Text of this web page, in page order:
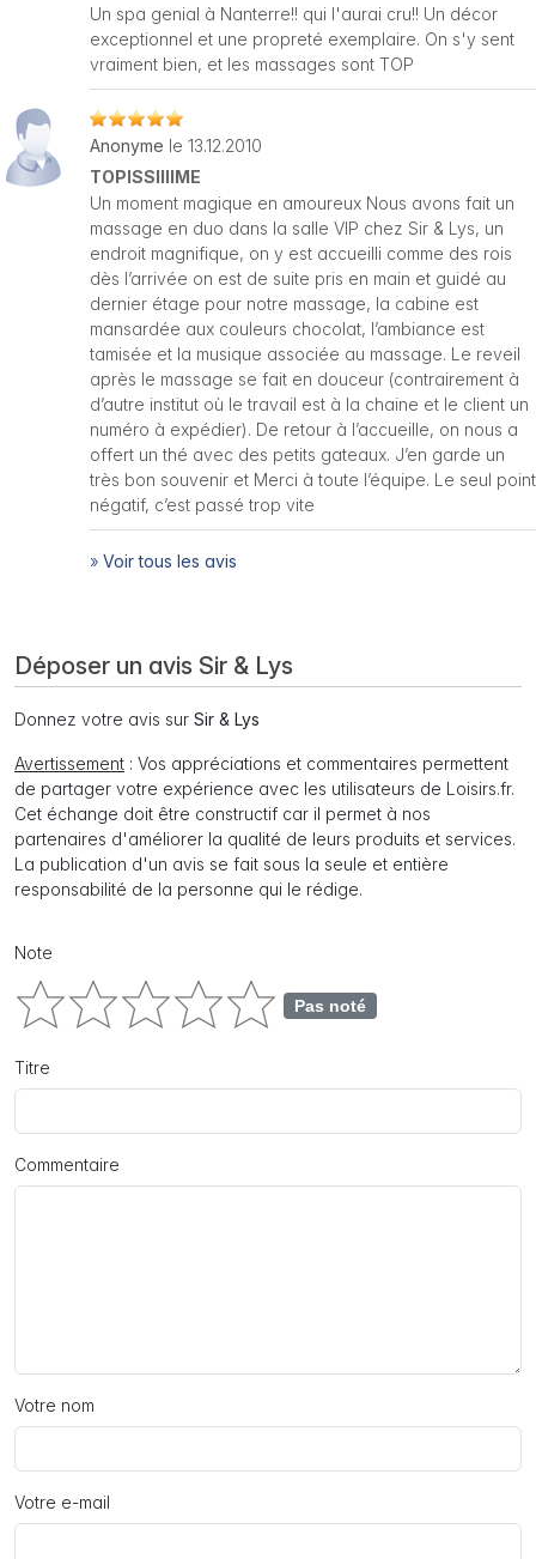
Un spa genial à Nanterre!! qui l'aurai cru!! Un décor
exceptionnel et une propreté exemplaire. On s'y sent
vraiment bien, et les massages sont TOP
Anonyme le 13.12.2010
TOPISSIIIIME
Un moment magique en amoureux Nous avons fait un
massage en duo dans la salle VIP chez Sir & Lys, un
endroit magnifique, on y est accueilli comme des rois
dès l’arrivée on est de suite pris en main et guidé au
dernier étage pour notre massage, la cabine est
mansardée aux couleurs chocolat, l’ambiance est
tamisée et la musique associée au massage. Le reveil
après le massage se fait en douceur (contrairement à
d’autre institut où le travail est à la chaine et le client un
numéro à expédier). De retour à l’accueille, on nous a
offert un thé avec des petits gateaux. J’en garde un
très bon souvenir et Merci à toute l’équipe. Le seul point
négatif, c’est passé trop vite
» Voir tous les avis
Déposer un avis Sir & Lys
Donnez votre avis sur Sir & Lys
Avertissement : Vos appréciations et commentaires permettent
de partager votre expérience avec les utilisateurs de Loisirs.fr.
Cet échange doit être constructif car il permet à nos
partenaires d'améliorer la qualité de leurs produits et services.
La publication d'un avis se fait sous la seule et entière
responsabilité de la personne qui le rédige.
Note
Pas noté
Titre
Commentaire
Votre nom
Votre e-mail